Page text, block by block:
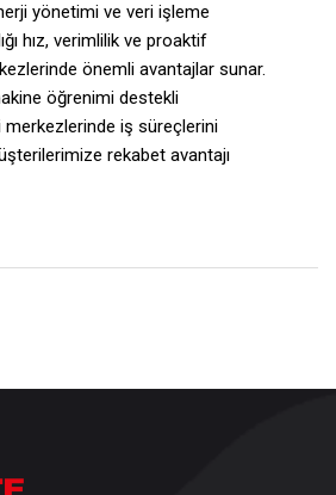
yönetimi ve veri işleme
hız, verimlilik ve proaktif
önemli avantajlar sunar.
öğrenimi destekli
iş süreçlerini
rekabet avantajı